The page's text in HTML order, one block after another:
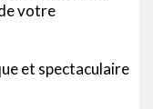
votre
et spectaculaire